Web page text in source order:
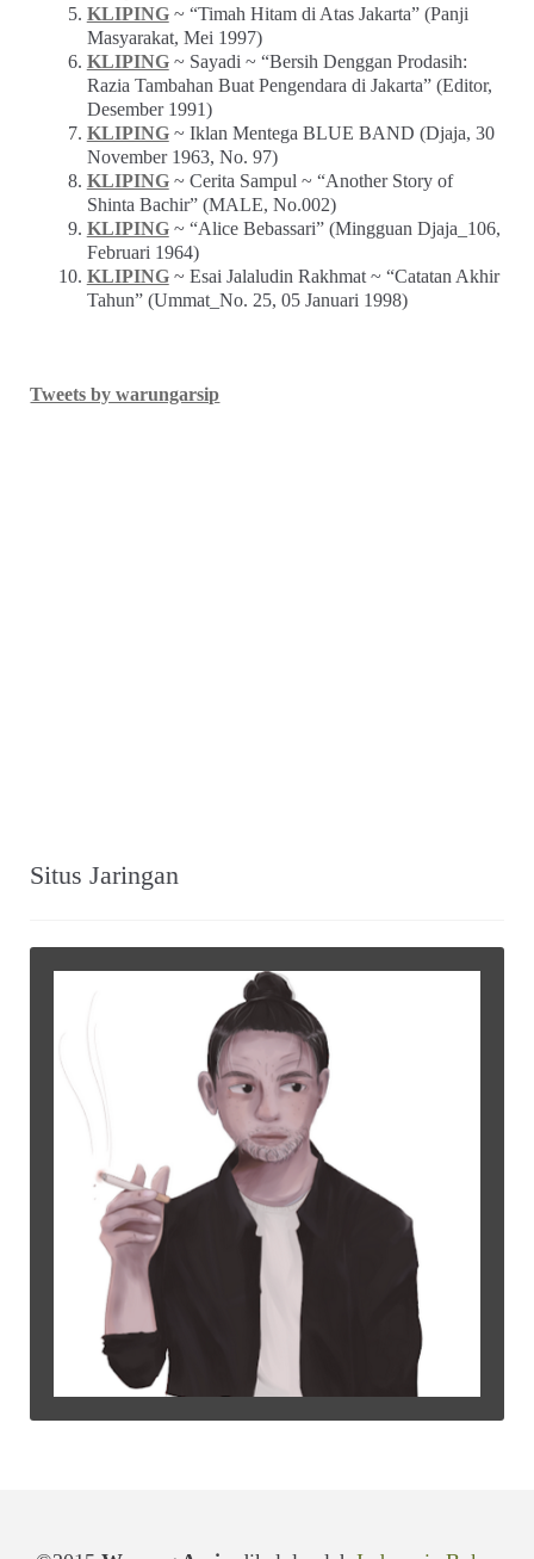
KLIPING~ “Timah Hitam di Atas Jakarta” (Panji
Masyarakat, Mei 1997)
KLIPING~ Sayadi ~ “Bersih Denggan Prodasih:
Razia Tambahan Buat Pengendara di Jakarta” (Editor,
Desember 1991)
KLIPING~ Iklan Mentega BLUE BAND (Djaja, 30
November 1963, No. 97)
KLIPING~ Cerita Sampul ~ “Another Story of
Shinta Bachir” (MALE, No.002)
KLIPING~ “Alice Bebassari” (Mingguan Djaja_106,
Februari 1964)
KLIPING~ Esai Jalaludin Rakhmat ~ “Catatan Akhir
Tahun” (Ummat_No. 25, 05 Januari 1998)
Tweets by warungarsip
Situs Jaringan